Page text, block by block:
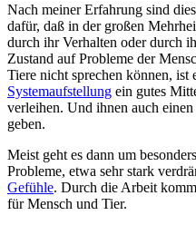
Nach meiner Erfahrung sind
dafür, daß in der großen
durch ihr Verhalten oder durch
Zustand auf Probleme der
Tiere nicht sprechen können, ist
Systemaufstellung ein gutes
verleihen. Und ihnen auch
geben.
Meist geht es dann um
Probleme, etwa sehr stark
Gefühle. Durch die Arbeit
für Mensch und Tier.